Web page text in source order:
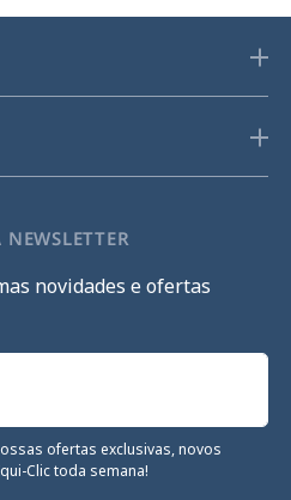
novidades e ofertas
ofertas exclusivas, novos
Clic toda semana!